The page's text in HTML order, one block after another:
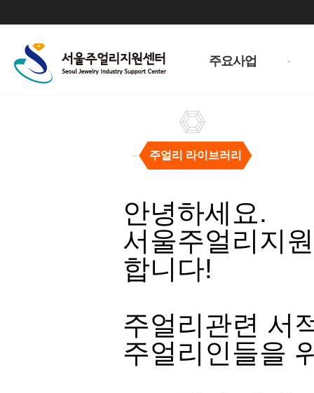
주요사업
주얼리 라이브러리
리
라
이
브
러
리
안녕하세요.
서울주얼리지
합니다!
주얼리관련 서
주얼리인들을